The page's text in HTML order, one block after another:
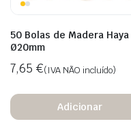
50 Bolas de Madera Haya
Ø20mm
7,65 €(IVA NÃO incluído)
Adicionar